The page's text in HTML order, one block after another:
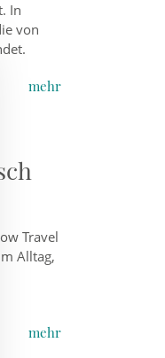
In
von
mehr
Travel
Alltag,
mehr